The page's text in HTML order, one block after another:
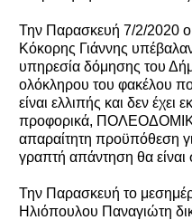
Την Παρασκευή 7/2/2020
Κόκορης Γιάννης
υπηρεσία δόμησης του
ολόκληρου του φακέλου
είναι ελλιπής και δεν
προφορικά,
απαραίτητη προϋπόθεση
γραπτή απάντηση θα είναι
Την Παρασκευή το
Ηλιόπουλου Παναγιώτη